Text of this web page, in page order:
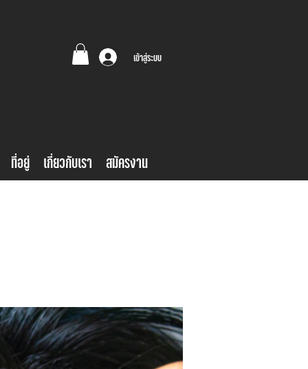
เข้าสู่ระบบ
ที่อยู่ เกี่ยวกับเรา สมัครงาน